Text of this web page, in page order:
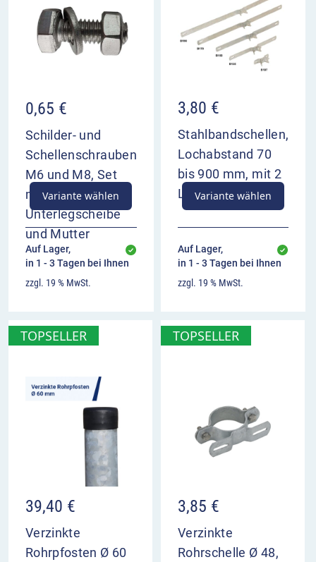
Überblick
der nachfolgende Streckenabschnitt darf nur
mit Schneeketten befahren werden
0,65 €
Schilder- und
Schellenschrauben
M6 und M8, Set
mit Schraube,
Unterlegscheibe
und Mutter
Variante wählen
Auf Lager,
in 1 - 3 Tagen bei Ihnen
zzgl. 19 % MwSt.
3,80 €
Stahlbandschellen,
Lochabstand 70
bis 900 mm, mit 2
Langlöchern
Variante wählen
Auf Lager,
in 1 - 3 Tagen bei Ihnen
zzgl. 19 % MwSt.
TOPSELLER
39,40 €
Verzinkte
Rohrpfosten Ø 60
TOPSELLER
3,85 €
Verzinkte
Rohrschelle Ø 48,